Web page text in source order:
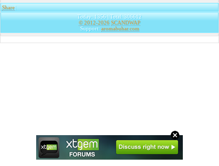
Share|
Today: 1356 | Total: 306612
© 2012-2026 SCANDWAP
Support: aromabuhar.com